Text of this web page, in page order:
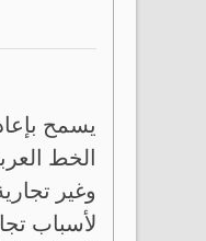
يسمح
الخط
وغير
لأسباب